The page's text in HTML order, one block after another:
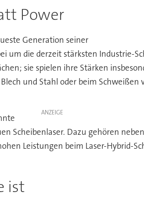
Power
Generation seiner
um die derzeit stärksten Industrie-
sie spielen ihre Stärken
und Stahl oder beim Schweißen
ANZEIGE
Scheibenlaser. Dazu gehören
Leistungen beim Laser-Hybrid-
ist